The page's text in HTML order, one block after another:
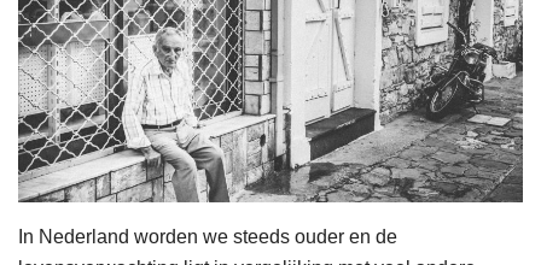
In Nederland worden we steeds ouder en de